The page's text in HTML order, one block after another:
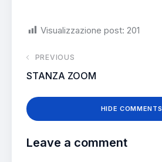
Visualizzazione post: 201
PREVIOUS
STANZA ZOOM
HIDE COMMENTS
Leave a comment